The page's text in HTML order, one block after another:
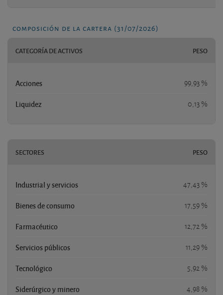
composición de la cartera (31/07/2026)
CATEGORÍA DE ACTIVOS PESO
Acciones 99,93 %
Liquidez 0,13 %
SECTORES PESO
Industrial y servicios 47,43 %
Bienes de consumo 17,59 %
Farmacéutico 12,72 %
Servicios públicos 11,29 %
Tecnológico 5,92 %
Siderúrgico y minero 4,98 %